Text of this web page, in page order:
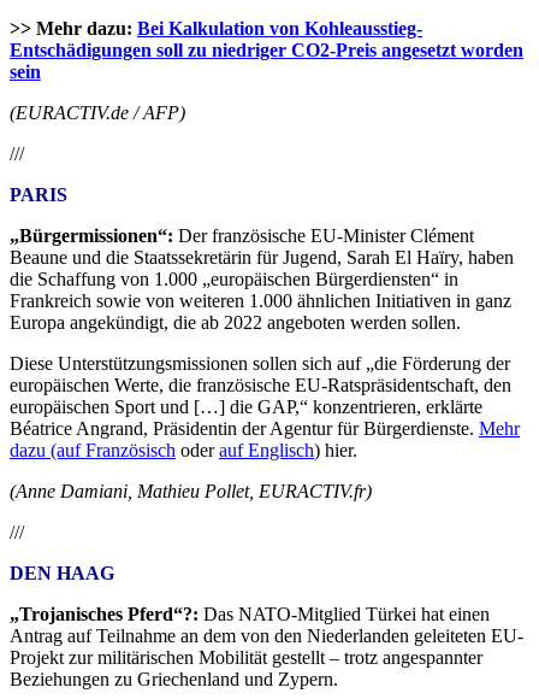
>> Mehr dazu: Bei Kalkulation von Kohleausstieg-
Entschädigungen soll zu niedriger CO2-Preis angesetzt worden
sein
(EURACTIV.de / AFP)
///
PARIS
„Bürgermissionen“: Der französische EU-Minister Clément
Beaune und die Staatssekretärin für Jugend, Sarah El Haïry, haben
die Schaffung von 1.000 „europäischen Bürgerdiensten“ in
Frankreich sowie von weiteren 1.000 ähnlichen Initiativen in ganz
Europa angekündigt, die ab 2022 angeboten werden sollen.
Diese Unterstützungsmissionen sollen sich auf „die Förderung der
europäischen Werte, die französische EU-Ratspräsidentschaft, den
europäischen Sport und […] die GAP,“ konzentrieren, erklärte
Béatrice Angrand, Präsidentin der Agentur für Bürgerdienste. Mehr
dazu (auf Französisch oderauf Englisch) hier.
(Anne Damiani, Mathieu Pollet, EURACTIV.fr)
///
DEN HAAG
„Trojanisches Pferd“?: Das NATO-Mitglied Türkei hat einen
Antrag auf Teilnahme an dem von den Niederlanden geleiteten EU-
Projekt zur militärischen Mobilität gestellt – trotz angespannter
Beziehungen zu Griechenland und Zypern.